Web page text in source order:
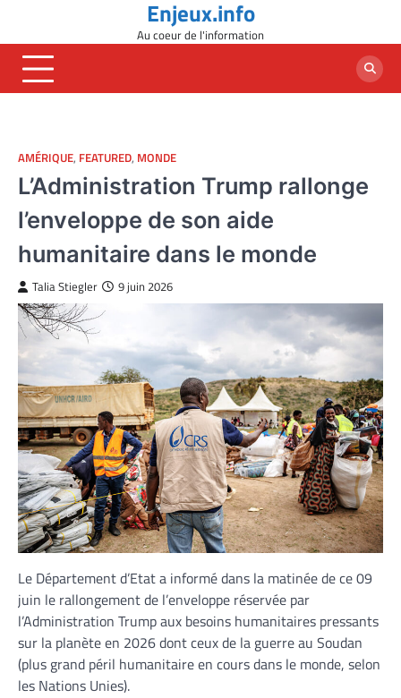
content
Enjeux.info
Au coeur de l'information
AMÉRIQUE, FEATURED, MONDE
L’Administration Trump rallonge
l’enveloppe de son aide
humanitaire dans le monde
Talia Stiegler 9 juin 2026
Le Département d’Etat a informé dans la matinée de ce 09
juin le rallongement de l’enveloppe réservée par
l’Administration Trump aux besoins humanitaires pressants
sur la planète en 2026 dont ceux de la guerre au Soudan
(plus grand péril humanitaire en cours dans le monde, selon
les Nations Unies).